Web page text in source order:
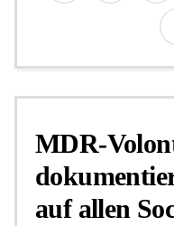
MDR-
auf allen